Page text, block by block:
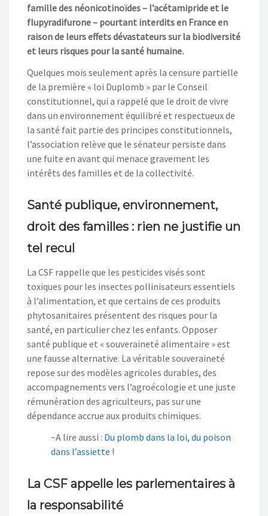
famille des néonicotinoïdes – l’acétamipride et le
flupyradifurone – pourtant interdits en France en
raison de leurs effets dévastateurs sur la biodiversité
et leurs risques pour la santé humaine.
Quelques mois seulement après la censure partielle
de la première « loi Duplomb » par le Conseil
constitutionnel, qui a rappelé que le droit de vivre
dans un environnement équilibré et respectueux de
la santé fait partie des principes constitutionnels,
l’association relève que le sénateur persiste dans
une fuite en avant qui menace gravement les
intérêts des familles et de la collectivité.
Santé publique, environnement,
droit des familles : rien ne justifie un
tel recul
La CSF rappelle que les pesticides visés sont
toxiques pour les insectes pollinisateurs essentiels
à l’alimentation, et que certains de ces produits
phytosanitaires présentent des risques pour la
santé, en particulier chez les enfants. Opposer
santé publique et « souveraineté alimentaire » est
une fausse alternative. La véritable souveraineté
repose sur des modèles agricoles durables, des
accompagnements vers l’agroécologie et une juste
rémunération des agriculteurs, pas sur une
dépendance accrue aux produits chimiques.
~A lire aussi : Du plomb dans la loi, du poison
dans l’assiette !
La CSF appelle les parlementaires à
la responsabilité